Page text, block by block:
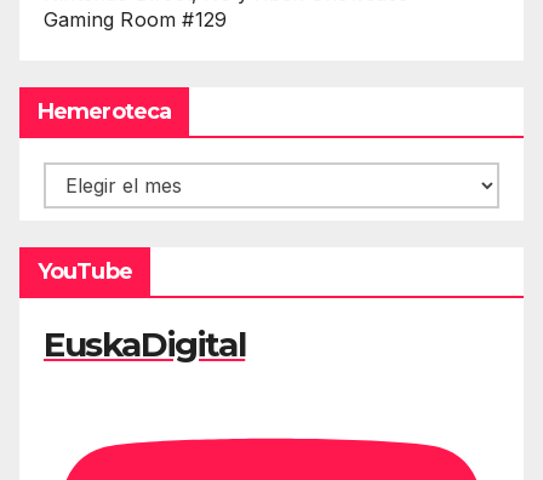
Gaming Room #129
Hemeroteca
Hemeroteca
YouTube
EuskaDigital